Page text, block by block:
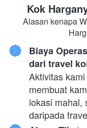
Kok
Alasan kenapa
Biaya
dari travel
Aktivitas
membuat
lokasi mahal,
daripada